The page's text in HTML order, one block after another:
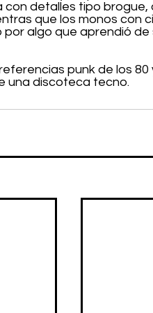
detalles tipo brogue,
que los monos con
algo que aprendió de
punk de los 80
una discoteca tecno.